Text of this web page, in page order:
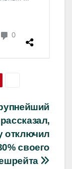
отключил
своего